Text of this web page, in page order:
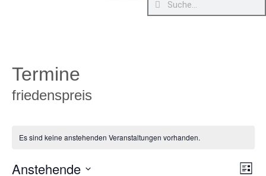
Termine
friedenspreis
Es sind keine anstehenden Veranstaltungen vorhanden.
Liste
Anstehende